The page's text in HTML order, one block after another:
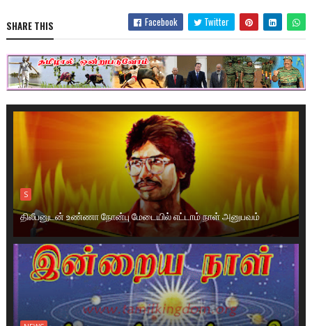
SHARE THIS Facebook Twitter
S
திலீபனுடன் உண்ணா நோன்பு மேடையில் எட்டாம் நாள் அனுபவம்